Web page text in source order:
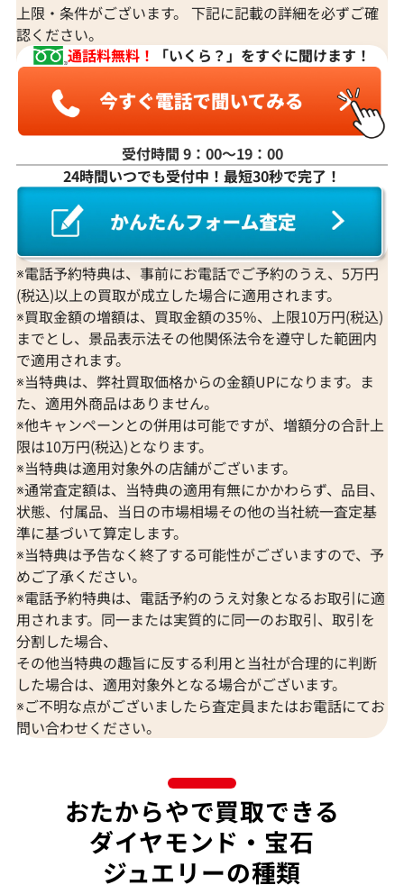
K18WG ダイヤモンド ネックレス 3.31ct
参考買取価格
1,274,000
2026年3月11日時点
K18 ダイヤモン
参考買取価格
2026年2月11日
K18 ブルートパーズ・ダイヤモンド
65.57・0.26・0.06ct
参考買取価格
309,000円
2026年7月10日時点
K18 トルマリン
参考買取価格
297,000円
上限・条件がございます。 下記に記載の詳細を必ずご確
認ください。
通話料無料！
「いくら？」をすぐに聞けます！
受付時間 9：00〜19：00
24時間いつでも受付中！最短30秒で完了！
※電話予約特典は、事前にお電話でご予約のうえ、5万円
(税込)以上の買取が成立した場合に適用されます。
※買取金額の増額は、買取金額の35％、上限10万円(税込)
までとし、景品表示法その他関係法令を遵守した範囲内
で適用されます。
※当特典は、弊社買取価格からの金額UPになります。ま
た、適用外商品はありません。
※他キャンペーンとの併用は可能ですが、増額分の合計上
限は10万円(税込)となります。
※当特典は適用対象外の店舗がございます。
※通常査定額は、当特典の適用有無にかかわらず、品目、
状態、付属品、当日の市場相場その他の当社統一査定基
準に基づいて算定します。
※当特典は予告なく終了する可能性がございますので、予
めご了承ください。
※電話予約特典は、電話予約のうえ対象となるお取引に適
用されます。同一または実質的に同一のお取引、取引を
分割した場合、
その他当特典の趣旨に反する利用と当社が合理的に判断
した場合は、適用対象外となる場合がございます。
※ご不明な点がございましたら査定員またはお電話にてお
問い合わせください。
おたからやで買取できる
ダイヤモンド・宝石
ジュエリーの種類